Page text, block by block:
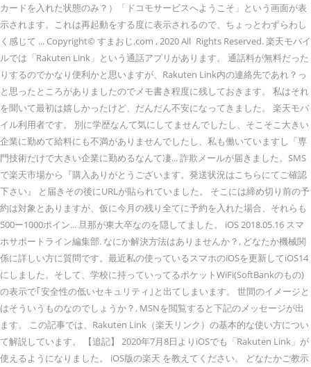
カードを入れた状態のみ？）「ドコモサービスへようこそ」という画面が表
示されます。これは再起動をする度に表示されるので、ちょっとわずらわし
く感じて ... Copyright© すまおじ.com , 2020 All Rights Reserved. 楽天モバイ
ルでは「Rakuten Link」という通話アプリがあります。 通話料が無料だった
りするのでかなり便利かと思いますが、Rakuten Link内の連絡先であれ？っ
と思ったところがありましたのでメモ書き程度に残しておきます。 私はそれ
を聞いて最初は嬉しかったけど、だんだん不安になってきました。 楽天モバ
イル利用者です。 別に学歴なんて気にしてませんでしたし、そこそこ大きい
企業に勤めて給料にも不満がありませんでしたし、私も働いていますし「専
門技術だけで大きい企業に勤めるなんて凄... 詐欺メールが届きました。SMS
で楽天市場から『購入ありがとうございます。発送状況はこちらにてご確認
下さい』 と届きその後にURLが貼られていました。 そこには締め切り前の予
約は対象とありますが、仮に今月の残り全てに予約を入れた場合、それらも
500ー1000ポイン... 旦那が東大卒なのを隠してました。 iOS 2018.05.16 スマ
ホサポートライン編集部. なにか解決方法はありませんか？, どなたか機械関
係に詳しい方に質問です。最近私の使っているスマホのiOSを更新してiOS14
にしました。そして、学校に持っていってるポケットWiFi(SoftBankのもの)
の表示で｢安全性の低いセキュリティ｣と出てしまいます。 世間のイメージと
はそういうものなのでしょうか？, MSNを閲覧すると下記のメッセージが出
ます。 この記事では、Rakuten Link（楽天リンク）の基本的な使い方につい
て解説しています。 【追記】 2020年7月8日よりiOSでも「Rakuten Link」が
使えるようになりました。 iOS版の楽天 を教えてください。 どなたかご教示